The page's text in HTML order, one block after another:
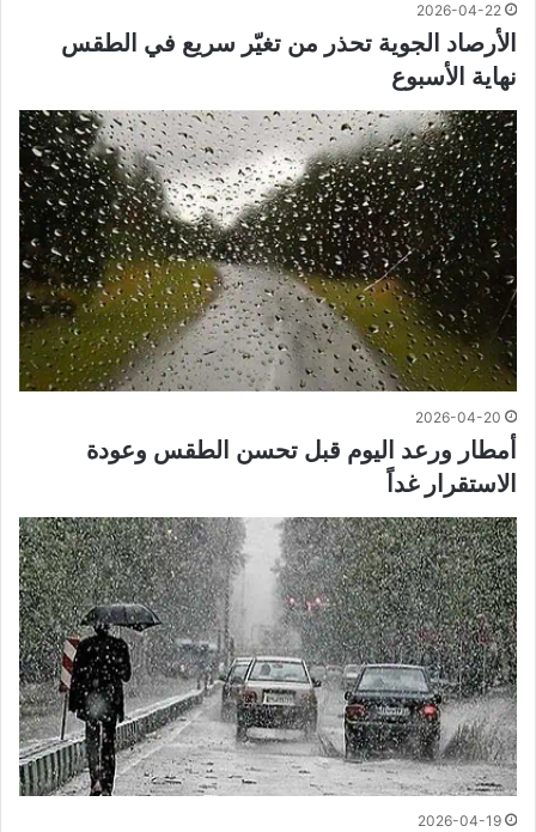
2026-04-22
الأرصاد الجوية تحذر من تغيّر سريع في الطقس
نهاية الأسبوع
2026-04-20
أمطار ورعد اليوم قبل تحسن الطقس وعودة
الاستقرار غداً
2026-04-19